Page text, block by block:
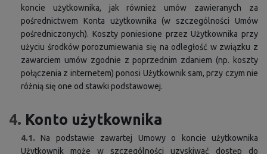
koncie użytkownika, jak również umów zawieranych za
pośrednictwem Konta użytkownika (w szczególności Umów
pośredniczonych). Koszty poniesione przez Użytkownika przy
użyciu środków porozumiewania się na odległość w związku z
zawarciem umów zgodnie z poprzednim zdaniem (np. koszty
połączenia z internetem) ponosi Użytkownik sam, przy czym nie
różnią się one od stawki podstawowej.
4. Konto użytkownika
4.1. Na podstawie zawartej Umowy o koncie użytkownika
Użytkownik może w szczególności uzyskiwać dostęp do